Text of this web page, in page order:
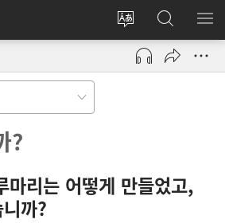
사이트
언어
변경
로그인
(새로운
열기)
JW.ORG
검색
메
?
마리는 어떻게 만들었고,
까?